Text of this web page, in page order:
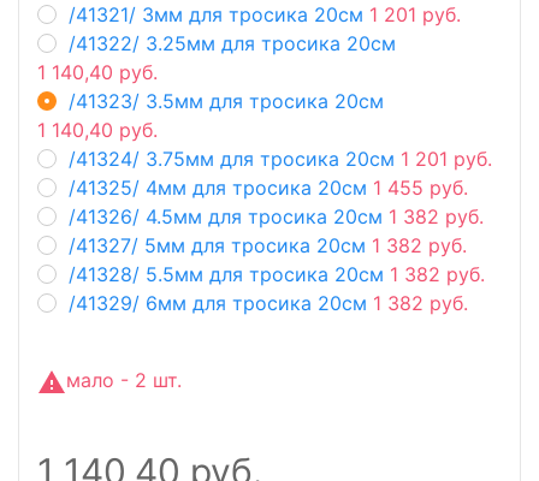
/41321/ 3мм для тросика 20см 1 201 руб.
/41322/ 3.25мм для тросика 20см
1 140,40 руб.
/41323/ 3.5мм для тросика 20см
1 140,40 руб.
/41324/ 3.75мм для тросика 20см 1 201 руб.
/41325/ 4мм для тросика 20см 1 455 руб.
/41326/ 4.5мм для тросика 20см 1 382 руб.
/41327/ 5мм для тросика 20см 1 382 руб.
/41328/ 5.5мм для тросика 20см 1 382 руб.
/41329/ 6мм для тросика 20см 1 382 руб.
мало - 2 шт.
1 140,40 руб.